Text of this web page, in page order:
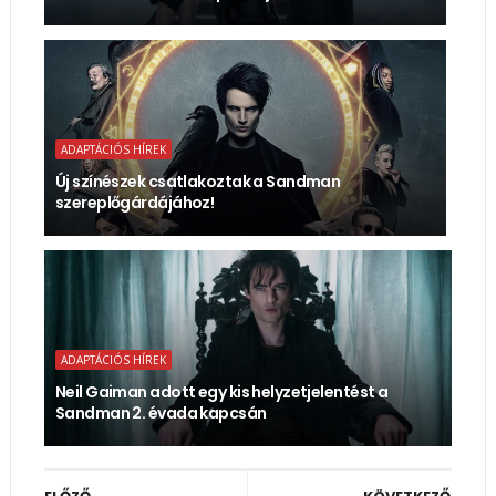
ADAPTÁCIÓS HÍREK
Új színészek csatlakoztak a Sandman
szereplőgárdájához!
ADAPTÁCIÓS HÍREK
Neil Gaiman adott egy kis helyzetjelentést a
Sandman 2. évada kapcsán